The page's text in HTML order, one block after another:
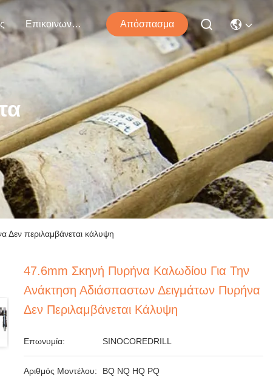
Επικοινωνήστε Μαζί Μας Απόσπασμα
περιλαμβάνεται κάλυψη
47.6mm Σκηνή Πυρήνα Καλωδίου Για Την
Ανάκτηση Αδιάσπαστων Δειγμάτων Πυρήνα
Δεν Περιλαμβάνεται Κάλυψη
Επωνυμία: SINOCOREDRILL
Αριθμός Μοντέλου: BQ NQ HQ PQ